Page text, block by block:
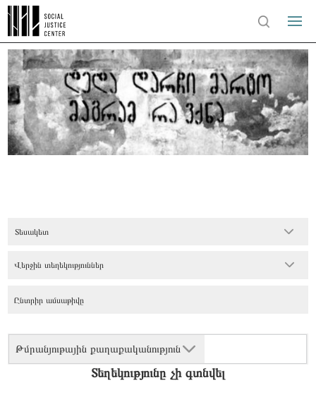
Տեսակետ
Թմրանյութային քաղաքականություն
Վերջին տեղեկություններ
Տեղեկությունը չի գտնվել